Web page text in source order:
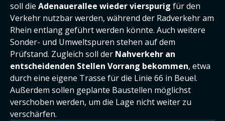
soll die Adenauerallee wieder vierspurig für den
Verkehr nutzbar werden, während der Radverkehr am
Rhein entlang geführt werden könnte. Auch weitere
Sonder- und Umweltspuren stehen auf dem
Prüfstand. Zugleich soll der Nahverkehr an
entscheidenden Stellen Vorrang bekommen, etwa
durch eine eigene Trasse für die Linie 66 in Beuel.
Außerdem sollen geplante Baustellen möglichst
verschoben werden, um die Lage nicht weiter zu
verschärfen.